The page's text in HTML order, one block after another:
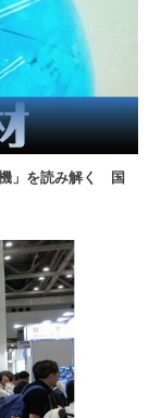
機」を読み解く 国